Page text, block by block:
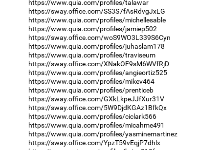
https://www.quia.com/profiles/talawar
https://sway.office.com/SS3S7fAsRdvgJxLG
https://www.quia.com/profiles/michellesable
https://www.quia.com/profiles/jamiep502
https://sway.office.com/woS9WO3L339S6Cyn
https://www.quia.com/profiles/juhaslam178
https://www.quia.com/profiles/traviseum
https://sway.office.com/XNakOF9sM6WVfRjD
https://www.quia.com/profiles/angieortiz525
https://www.quia.com/profiles/mikev464
https://www.quia.com/profiles/prenticeb
https://sway.office.com/GXkLkpeJJfXur31V
https://sway.office.com/5W9DjdKGAz1BfkQx
https://www.quia.com/profiles/ciclark566
https://www.quia.com/profiles/micahme491
https://www.quia.com/profiles/yasminemartinez
https://sway.office.com/YpzT59vEqjP7dhlx